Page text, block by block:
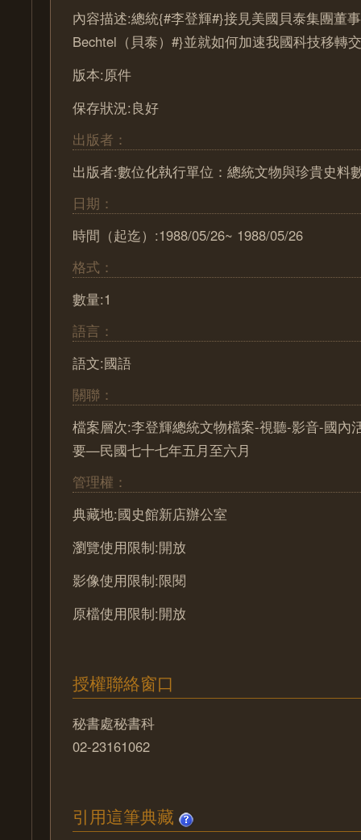
內容描述:總統{#李登輝#}接見美國貝泰集團董
Bechtel（貝泰）#}並就如何加速我國科技移轉
版本:原件
保存狀況:良好
出版者：
出版者:數位化執行單位：總統文物與珍貴史料
日期：
時間（起迄）:1988/05/26~ 1988/05/26
格式：
數量:1
語言：
語文:國語
關聯：
檔案層次:李登輝總統文物檔案-視聽-影音-國內
要—民國七十七年五月至六月
管理權：
典藏地:國史館新店辦公室
瀏覽使用限制:開放
影像使用限制:限閱
原檔使用限制:開放
授權聯絡窗口
秘書處秘書科
02-23161062
引用這筆典藏